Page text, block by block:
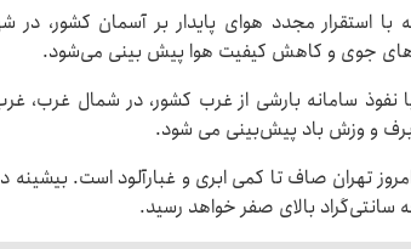
با استقرار مجدد هوای پایدار بر آسمان کشور،
های جوی و کاهش کیفیت هوا پیش بینی می‌شود.
نفوذ سامانه بارشی از غرب کشور، در شمال غرب، غرب
برف و وزش باد پیش‌بینی می شود.
سانتی‌گراد بالای صفر خواهد رسید.